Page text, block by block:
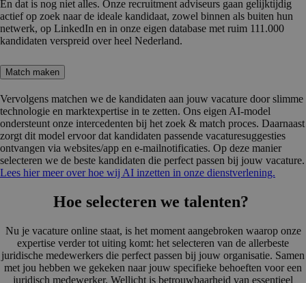
En dat is nog niet alles. Onze recruitment adviseurs gaan gelijktijdig
actief op zoek naar de ideale kandidaat, zowel binnen als buiten hun
netwerk, op LinkedIn en in onze eigen database met ruim 111.000
kandidaten verspreid over heel Nederland.
Match maken
Vervolgens matchen we de kandidaten aan jouw vacature door slimme
technologie en marktexpertise in te zetten. Ons eigen AI-model
ondersteunt onze intercedenten bij het zoek & match proces. Daarnaast
zorgt dit model ervoor dat kandidaten passende vacaturesuggesties
ontvangen via websites/app en e-mailnotificaties. Op deze manier
selecteren we de beste kandidaten die perfect passen bij jouw vacature.
Lees hier meer over hoe wij AI inzetten in onze dienstverlening.
Hoe selecteren we talenten?
Nu je vacature online staat, is het moment aangebroken waarop onze
expertise verder tot uiting komt: het selecteren van de allerbeste
juridische medewerkers die perfect passen bij jouw organisatie. Samen
met jou hebben we gekeken naar jouw specifieke behoeften voor een
juridisch medewerker. Wellicht is betrouwbaarheid van essentieel